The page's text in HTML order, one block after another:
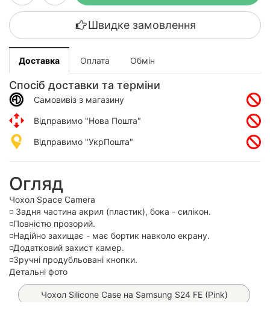
Швидке замовлення
Доставка Оплата Обмін
Спосіб доставки та терміни
Самовивіз з магазину
Відправимо "Нова Пошта"
Відправимо "УкрПошта"
Огляд
Чохол Space Camera
◽️ Задня частина акрил (пластик), бока - силікон.
◽️Повністю прозорий.
◽️Надійно захищає - має бортик навколо екрану.
◽️Додатковий захист камер.
◽️Зручні продубльовані кнопки.
Детальні фото
Чохол Silicone Case на Samsung S24 FE (Pink)